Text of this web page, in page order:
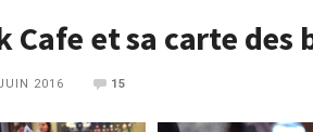
Cafe et sa carte
2016 15